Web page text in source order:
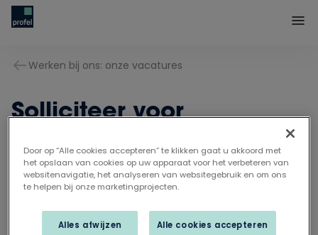
Werken bij ons: onze vacatures
Solliciteer voor
Door op “Alle cookies accepteren” te klikken gaat u akkoord met
het opslaan van cookies op uw apparaat voor het verbeteren van
websitenavigatie, het analyseren van websitegebruik en om ons
te helpen bij onze marketingprojecten.
Alles afwijzen Alle cookies accepteren